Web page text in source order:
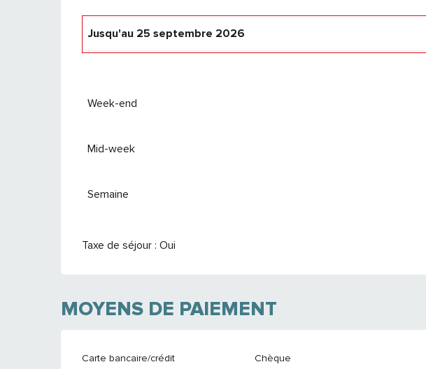
Jusqu'au 25 septembre 2026
Week-end
Mid-week
Semaine
Taxe de séjour : Oui
MOYENS DE PAIEMENT
Carte bancaire/crédit Chèque